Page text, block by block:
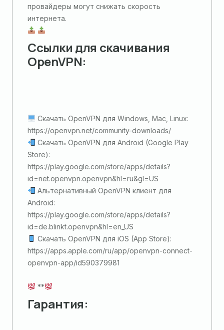
провайдеры могут снижать скорость
интернета.
Ссылки для скачивания
OpenVPN:
Скачать OpenVPN для Windows, Mac, Linux:
https://openvpn.net/community-downloads/
Скачать OpenVPN для Android (Google Play
Store):
https://play.google.com/store/apps/details?
id=net.openvpn.openvpn&hl=ru&gl=US
Альтернативный OpenVPN клиент для
Android:
https://play.google.com/store/apps/details?
id=de.blinkt.openvpn&hl=en_US
Скачать OpenVPN для iOS (App Store):
https://apps.apple.com/ru/app/openvpn-connect-
openvpn-app/id590379981
**
Гарантия: